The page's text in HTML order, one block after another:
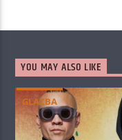
YOU MAY ALSO LIKE
GLAZBA